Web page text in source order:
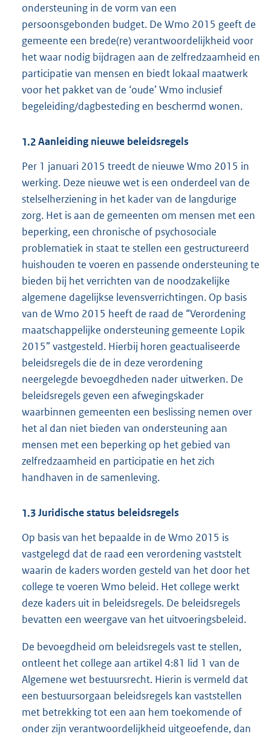
ondersteuning in de vorm van een
persoonsgebonden budget. De Wmo 2015 geeft de
gemeente een brede(re) verantwoordelijkheid voor
het waar nodig bijdragen aan de zelfredzaamheid en
participatie van mensen en biedt lokaal maatwerk
voor het pakket van de ‘oude’ Wmo inclusief
begeleiding/dagbesteding en beschermd wonen.
1.2Aanleiding nieuwe beleidsregels
Per 1 januari 2015 treedt de nieuwe Wmo 2015 in
werking. Deze nieuwe wet is een onderdeel van de
stelselherziening in het kader van de langdurige
zorg. Het is aan de gemeenten om mensen met een
beperking, een chronische of psychosociale
problematiek in staat te stellen een gestructureerd
huishouden te voeren en passende ondersteuning te
bieden bij het verrichten van de noodzakelijke
algemene dagelijkse levensverrichtingen. Op basis
van de Wmo 2015 heeft de raad de “Verordening
maatschappelijke ondersteuning gemeente Lopik
2015” vastgesteld. Hierbij horen geactualiseerde
beleidsregels die de in deze verordening
neergelegde bevoegdheden nader uitwerken. De
beleidsregels geven een afwegingskader
waarbinnen gemeenten een beslissing nemen over
het al dan niet bieden van ondersteuning aan
mensen met een beperking op het gebied van
zelfredzaamheid en participatie en het zich
handhaven in de samenleving.
1.3Juridische status beleidsregels
Op basis van het bepaalde in de Wmo 2015 is
vastgelegd dat de raad een verordening vaststelt
waarin de kaders worden gesteld van het door het
college te voeren Wmo beleid. Het college werkt
deze kaders uit in beleidsregels. De beleidsregels
bevatten een weergave van het uitvoeringsbeleid.
De bevoegdheid om beleidsregels vast te stellen,
ontleent het college aan artikel 4:81 lid 1 van de
Algemene wet bestuursrecht. Hierin is vermeld dat
een bestuursorgaan beleidsregels kan vaststellen
met betrekking tot een aan hem toekomende of
onder zijn verantwoordelijkheid uitgeoefende, dan